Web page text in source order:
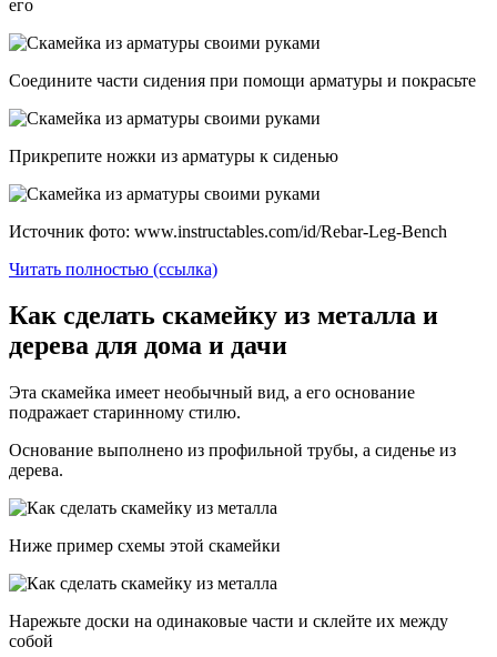
его
Соедините части сидения при помощи арматуры и покрасьте
Прикрепите ножки из арматуры к сиденью
Источник фото: www.instructables.com/id/Rebar-Leg-Bench
Читать полностью (ссылка)
Как сделать скамейку из металла и
дерева для дома и дачи
Эта скамейка имеет необычный вид, а его основание
подражает старинному стилю.
Основание выполнено из профильной трубы, а сиденье из
дерева.
Ниже пример схемы этой скамейки
Нарежьте доски на одинаковые части и склейте их между
собой